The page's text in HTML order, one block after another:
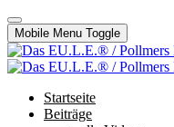
Mobile Menu Toggle
Startseite
Beiträge